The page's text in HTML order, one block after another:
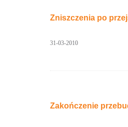
Zniszczenia po
31-03-2010
Zakończenie